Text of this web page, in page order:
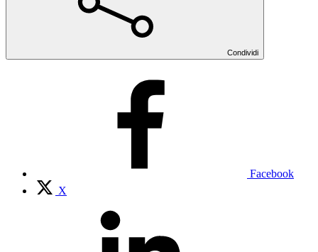
Condividi
Facebook
X